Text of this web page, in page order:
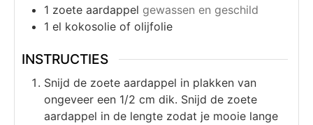
1 zoete aardappel gewassen en geschild
1 el kokosolie of olijfolie
INSTRUCTIES
Snijd de zoete aardappel in plakken van
ongeveer een 1/2 cm dik. Snijd de zoete
aardappel in de lengte zodat je mooie lange